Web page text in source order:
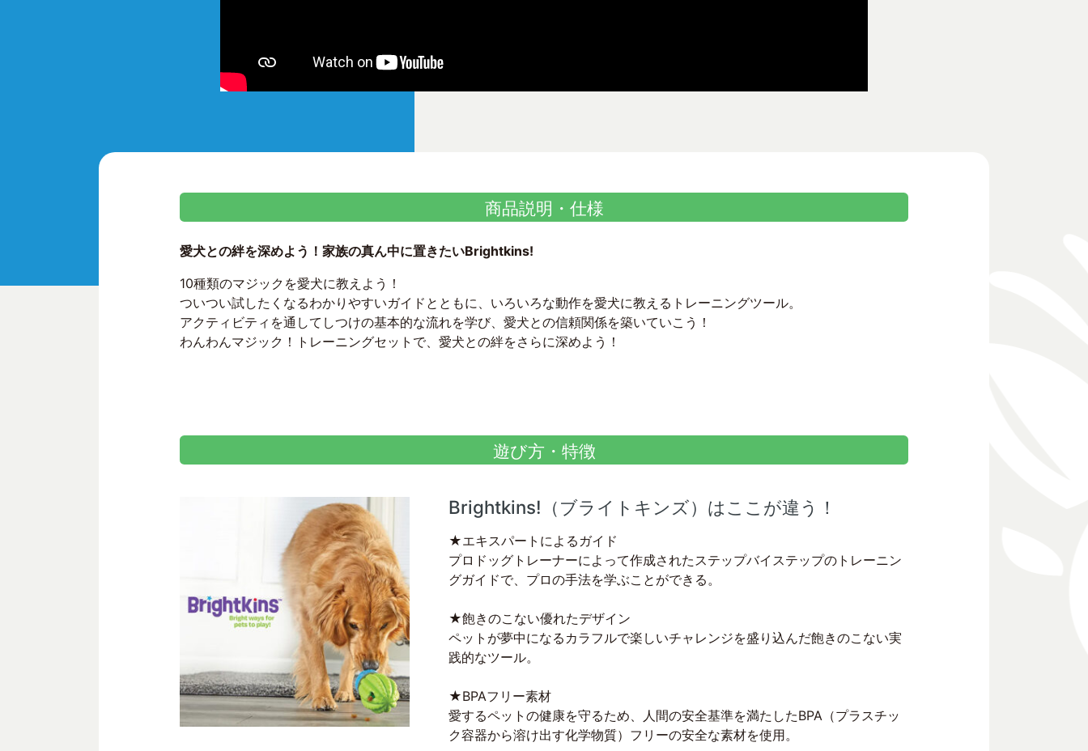
商品説明・仕様
愛犬との絆を深めよう！家族の真ん中に置きたいBrightkins!
10種類のマジックを愛犬に教えよう！
ついつい試したくなるわかりやすいガイドとともに、いろいろな動作を愛犬に教えるトレーニングツール。
アクティビティを通してしつけの基本的な流れを学び、愛犬との信頼関係を築いていこう！
わんわんマジック！トレーニングセットで、愛犬との絆をさらに深めよう！
遊び方・特徴
Brightkins!（ブライトキンズ）はここが違う！
★エキスパートによるガイド
プロドッグトレーナーによって作成されたステップバイステップのトレーニン
グガイドで、プロの手法を学ぶことができる。
★飽きのこない優れたデザイン
ペットが夢中になるカラフルで楽しいチャレンジを盛り込んだ飽きのこない実
践的なツール。
★BPAフリー素材
愛するペットの健康を守るため、人間の安全基準を満たしたBPA（プラスチッ
ク容器から溶け出す化学物質）フリーの安全な素材を使用。